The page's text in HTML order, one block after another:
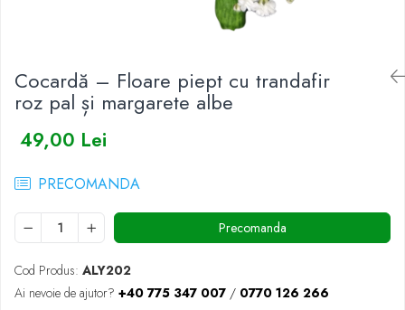
BUCHETE LISIANTHUS
BUCHETE MARI
BUCHETE MINIROSE
BUCHETE PENTRU BĂRBAȚI
BUCHETE TRANDAFIRI
DE TRANDAFIRI ALBASTRI
DE TRANDAFIRI ALBI
DE TRANDAFIRI GALBENI
Cocardă – Floare piept cu trandafir
roz pal și margarete albe
49,00 Lei
PRECOMANDA
Precomanda
Cod Produs: ALY202
Ai nevoie de ajutor? +40 775 347 007 / 0770 126 266